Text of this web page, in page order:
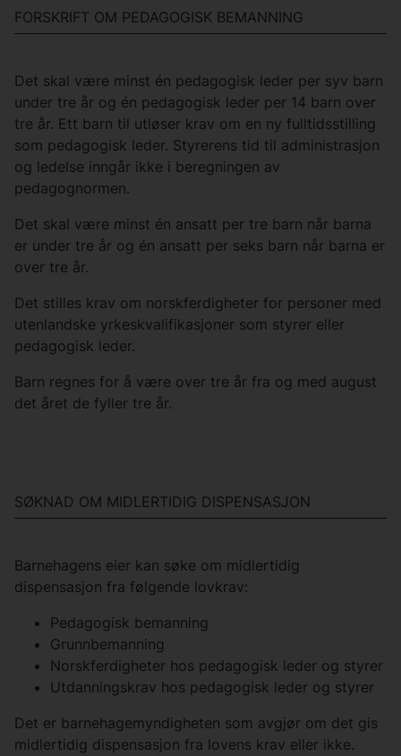
FORSKRIFT OM PEDAGOGISK BEMANNING
Det skal være minst én pedagogisk leder per syv barn
under tre år og én pedagogisk leder per 14 barn over
tre år. Ett barn til utløser krav om en ny fulltidsstilling
som pedagogisk leder. Styrerens tid til administrasjon
og ledelse inngår ikke i beregningen av
pedagognormen.
Det skal være minst én ansatt per tre barn når barna
er under tre år og én ansatt per seks barn når barna er
over tre år.
Det stilles krav om norskferdigheter for personer med
utenlandske yrkeskvalifikasjoner som styrer eller
pedagogisk leder.
Barn regnes for å være over tre år fra og med august
det året de fyller tre år.
SØKNAD OM MIDLERTIDIG DISPENSASJON
Barnehagens eier kan søke om midlertidig
dispensasjon fra følgende lovkrav:
Pedagogisk bemanning
Grunnbemanning
Norskferdigheter hos pedagogisk leder og styrer
Utdanningskrav hos pedagogisk leder og styrer
Det er barnehagemyndigheten som avgjør om det gis
midlertidig dispensasjon fra lovens krav eller ikke.